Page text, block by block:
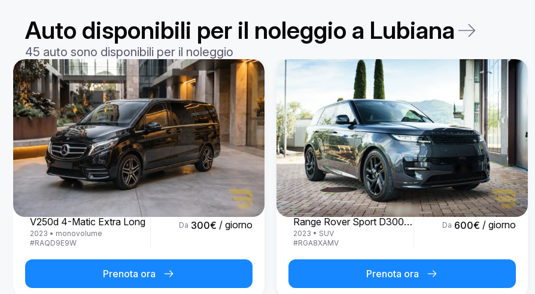
Auto disponibili per il noleggio a Lubiana
45 auto sono disponibili per il noleggio
Mercedes Benz
V250d 4-Matic Extra Long
2023 • monovolume
#RAQD9E9W
Da 300€ / giorno
Prenota ora
Land Rover
Range Rover Sport D300 R-Dynamic SE
2023 • SUV
#RGA8XAMV
Da 600€ / giorno
Prenota ora